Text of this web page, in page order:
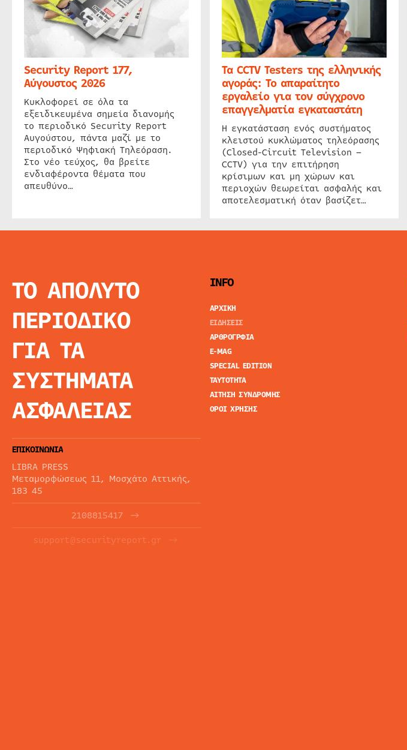
Security Report 177,
Αύγουστος 2026
Κυκλοφορεί σε όλα τα
εξειδικευμένα σημεία διανομής
το περιοδικό Security Report
Αυγούστου, πάντα μαζί με το
περιοδικό Ψηφιακή Τηλεόραση.
Στο νέο τεύχος, θα βρείτε
ενδιαφέροντα θέματα που
απευθύνο…
Τα CCTV Testers της ελληνικής
αγοράς: Το απαραίτητο
εργαλείο για τον σύγχρονο
επαγγελματία εγκαταστάτη
Η εγκατάσταση ενός συστήματος
κλειστού κυκλώματος τηλεόρασης
(Closed-Circuit Television –
CCTV) για την επιτήρηση
κρίσιμων και μη χώρων και
περιοχών θεωρείται ασφαλής και
αποτελεσματική όταν βασίζετ…
ΤΟ ΑΠΟΛΥΤΟ
ΠΕΡΙΟΔΙΚΟ
ΓΙΑ ΤΑ
ΣΥΣΤΗΜΑΤΑ
ΑΣΦΑΛΕΙΑΣ
ΕΠΙΚΟΙΝΩΝΙΑ
LIBRA PRESS
Μεταμορφώσεως 11, Μοσχάτο Αττικής,
183 45
2108815417
support@securityreport.gr
INFO
ΑΡΧΙΚΗ
ΕΙΔΗΣΕΙΣ
ΑΡΘΡΟΓΡΦΙΑ
E-MAG
SPECIAL EDITION
ΤΑΥΤΟΤΗΤΑ
ΑΙΤΗΣΗ ΣΥΝΔΡΟΜΗΣ
ΟΡΟΙ ΧΡΗΣΗΣ